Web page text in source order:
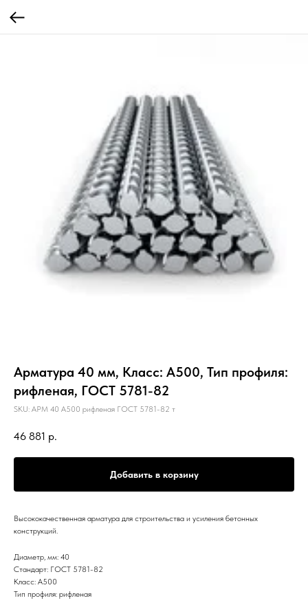
Арматура 40 мм, Класс: А500, Тип профиля:
рифленая, ГОСТ 5781-82
SKU: АРМ 40 А500 рифленая ГОСТ 5781-82 т
46 881 р.
Добавить в корзину
Высококачественная арматура для строительства и усиления бетонных
конструкций.
Диаметр, мм: 40
Стандарт: ГОСТ 5781-82
Класс: А500
Тип профиля: рифленая